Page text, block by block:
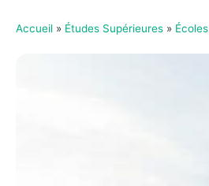
Accueil » Études Supérieures »